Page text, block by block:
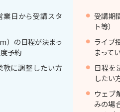
業日から受講スタ
）の日程が決まっ
予約
軟に調整したい方
受講期
ト等）
ライブ
まって
日程を
したい
ウェブ
みの場